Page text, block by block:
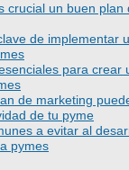
crucial un buen
de implementar
para crear
de marketing
de tu pyme
a evitar al
pymes